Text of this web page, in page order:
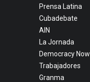
Prensa Latina
Cubadebate
AIN
La Jornada
Democracy Now
Trabajadores
Granma